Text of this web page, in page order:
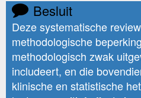
Besluit
Deze systematische
methodologische
methodologisch zwak
includeert, en die
klinische en statistische